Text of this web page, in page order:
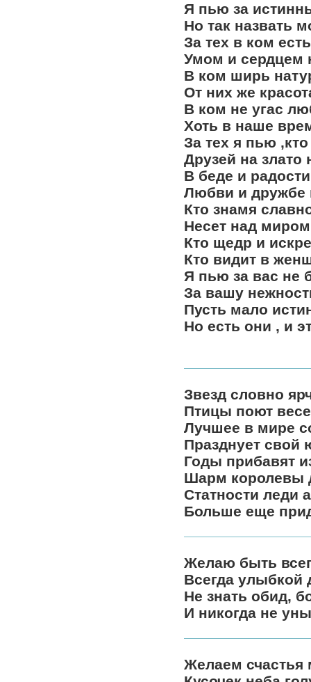
Я пью за
Но так назвать
За тех в ком
Умом и сердцем
В ком ширь
От них же
В ком не угас
Хоть в наше
За тех я пью ,кто
Друзей на злато
В беде и
Любви и дружбе
Кто знамя
Несет над
Кто щедр и
Кто видит в
Я пью за вас не
За вашу
Пусть мало
Но есть они , и
Звезд словно
Птицы поют
Лучшее в мире
Празднует свой
Годы прибавят
Шарм королевы
Статности леди
Больше еще
Желаю быть
Всегда улыбкой
Не знать обид,
И никогда не
Желаем счастья